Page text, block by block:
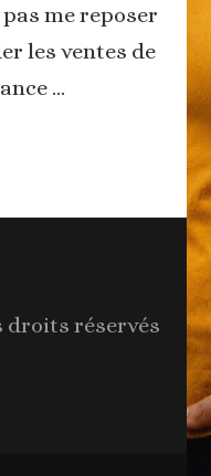
me reposer
les ventes de
…
droits réservés